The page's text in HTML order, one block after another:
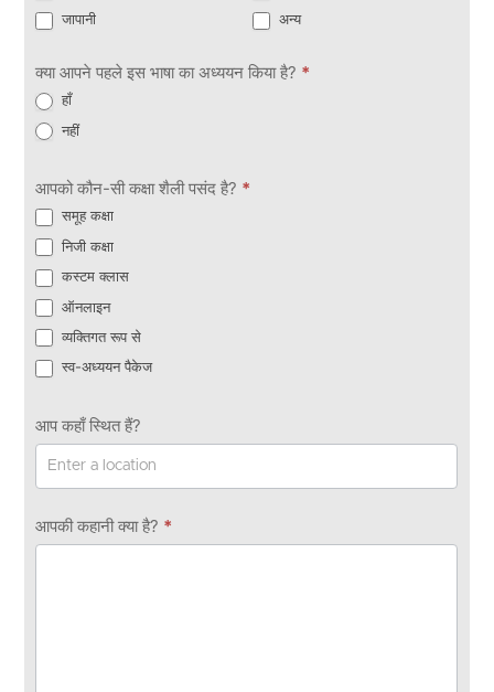
जापानी
अन्य
क्या आपने पहले इस भाषा का अध्ययन किया है? *
हाँ
नहीं
आपको कौन-सी कक्षा शैली पसंद है? *
समूह कक्षा
निजी कक्षा
कस्टम क्लास
ऑनलाइन
व्यक्तिगत रूप से
स्व-अध्ययन पैकेज
आप कहाँ स्थित हैं?
आपकी कहानी क्या है? *